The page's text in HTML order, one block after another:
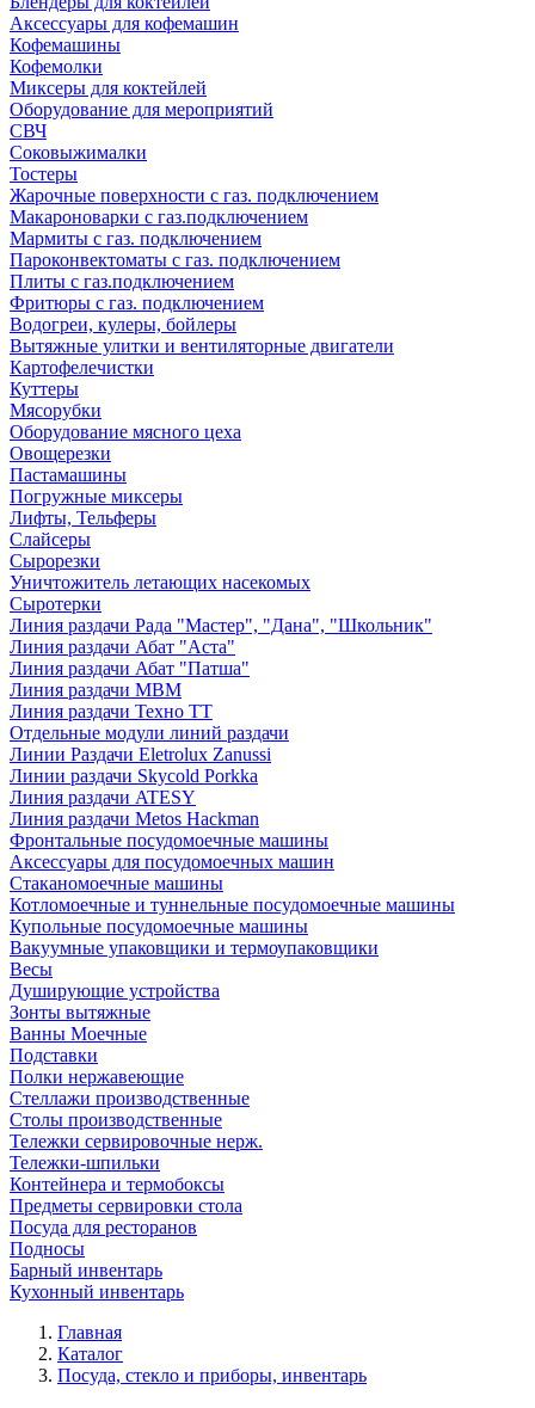
Аксессуары для кофемашин
Кофемашины
Кофемолки
Миксеры для коктейлей
Оборудование для мероприятий
СВЧ
Соковыжималки
Тостеры
Жарочные поверхности с газ. подключением
Макароноварки с газ.подключением
Мармиты с газ. подключением
Пароконвектоматы с газ. подключением
Плиты с газ.подключением
Фритюры с газ. подключением
Водогреи, кулеры, бойлеры
Вытяжные улитки и вентиляторные двигатели
Картофелечистки
Куттеры
Мясорубки
Оборудование мясного цеха
Овощерезки
Пастамашины
Погружные миксеры
Лифты, Тельферы
Слайсеры
Сырорезки
Уничтожитель летающих насекомых
Сыротерки
Линия раздачи Рада "Мастер", "Дана", "Школьник"
Линия раздачи Абат "Аста"
Линия раздачи Абат "Патша"
Линия раздачи МВМ
Линия раздачи Техно ТТ
Отдельные модули линий раздачи
Линии Раздачи Eletrolux Zanussi
Линии раздачи Skycold Porkka
Линия раздачи ATESY
Линия раздачи Metos Hackman
Фронтальные посудомоечные машины
Аксессуары для посудомоечных машин
Стаканомоечные машины
Котломоечные и туннельные посудомоечные машины
Купольные посудомоечные машины
Вакуумные упаковщики и термоупаковщики
Весы
Душирующие устройства
Зонты вытяжные
Ванны Моечные
Подставки
Полки нержавеющие
Стеллажи производственные
Столы производственные
Тележки сервировочные нерж.
Тележки-шпильки
Контейнера и термобоксы
Предметы сервировки стола
Посуда для ресторанов
Подносы
Барный инвентарь
Кухонный инвентарь
Главная
Каталог
Посуда, стекло и приборы, инвентарь